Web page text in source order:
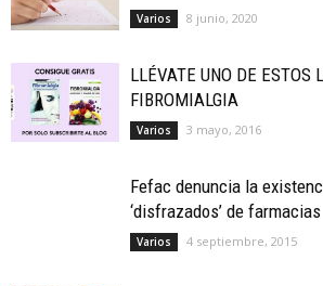
Varios 8 junio, 2020
LLÉVATE UNO DE ESTOS
FIBROMIALGIA
Varios 3 mayo, 2016
Fefac denuncia la
‘disfrazados’ de farmacias
Varios 4 septiembre, 2015